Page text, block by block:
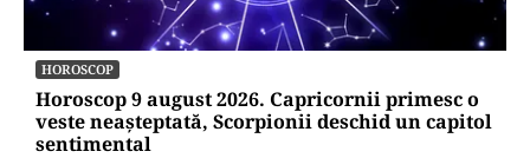
HOROSCOP
Horoscop 9 august 2026. Capricornii primesc o
veste neașteptată, Scorpionii deschid un capitol
sentimental